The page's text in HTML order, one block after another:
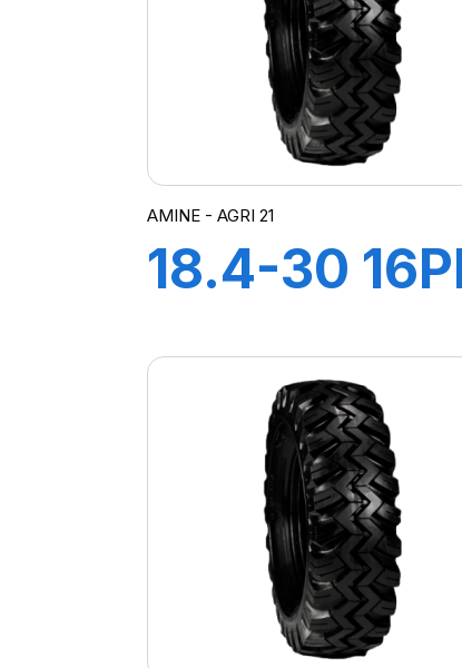
AMINE - AGRI 21
18.4-30